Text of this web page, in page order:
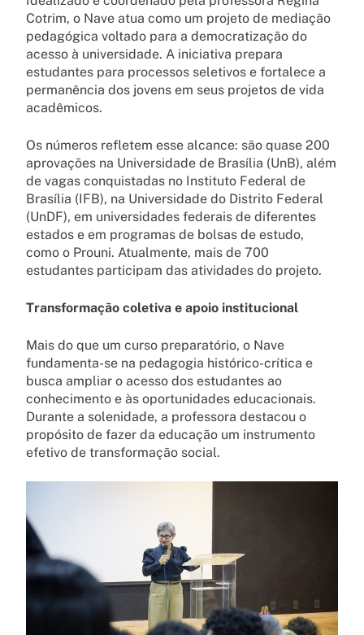
Cotrim, o Nave atua como um projeto de mediação
pedagógica voltado para a democratização do
acesso à universidade. A iniciativa prepara
estudantes para processos seletivos e fortalece a
permanência dos jovens em seus projetos de vida
acadêmicos.
Os números refletem esse alcance: são quase 200
aprovações na Universidade de Brasília (UnB), além
de vagas conquistadas no Instituto Federal de
Brasília (IFB), na Universidade do Distrito Federal
(UnDF), em universidades federais de diferentes
estados e em programas de bolsas de estudo,
como o Prouni. Atualmente, mais de 700
estudantes participam das atividades do projeto.
Transformação coletiva e apoio institucional
Mais do que um curso preparatório, o Nave
fundamenta-se na pedagogia histórico-crítica e
busca ampliar o acesso dos estudantes ao
conhecimento e às oportunidades educacionais.
Durante a solenidade, a professora destacou o
propósito de fazer da educação um instrumento
efetivo de transformação social.